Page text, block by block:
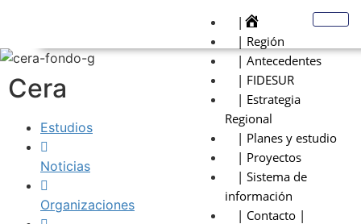
|
| Región
| Antecedentes
| FIDESUR
| Estrategia
Regional
| Planes y estudio
| Proyectos
| Sistema de
información
| Contacto |
Cera
Estudios
Noticias
Organizaciones